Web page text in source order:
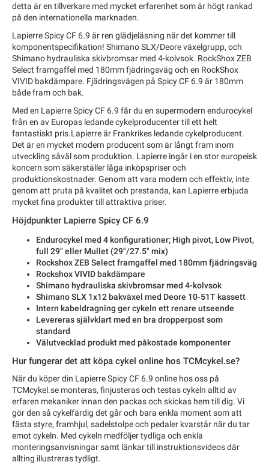
detta är en tillverkare med mycket erfarenhet som är högt rankad
på den internationella marknaden.
Lapierre Spicy CF 6.9 är ren glädjeläsning när det kommer till
komponentspecifikation! Shimano SLX/Deore växelgrupp, och
Shimano hydrauliska skivbromsar med 4-kolvsok. RockShox ZEB
Select framgaffel med 180mm fjädringsväg och en RockShox
VIVID bakdämpare. Fjädringsvägen på Spicy CF 6.9 är 180mm
både fram och bak.
Med en Lapierre Spicy CF 6.9 får du en supermodern endurocykel
från en av Europas ledande cykelproducenter till ett helt
fantastiskt pris.Lapierre är Frankrikes ledande cykelproducent.
Det är en mycket modern producent som är långt fram inom
utveckling såväl som produktion. Lapierre ingår i en stor europeisk
koncern som säkerställer låga inköpspriser och
produktionskostnader. Genom att vara modern och effektiv, inte
genom att pruta på kvalitet och prestanda, kan Lapierre erbjuda
mycket fina produkter till attraktiva priser.
Höjdpunkter Lapierre Spicy CF 6.9
Endurocykel med 4 konfigurationer; High pivot, Low Pivot,
full 29" eller Mullet (29"/27.5" mix)
Rockshox ZEB Select framgaffel med 180mm fjädringsväg
Rockshox VIVID bakdämpare
Shimano hydrauliska skivbromsar med 4-kolvsok
Shimano SLX 1x12 bakväxel med Deore 10-51T kassett
Intern kabeldragning ger cykeln ett renare utseende
Levereras självklart med en bra dropperpost som
standard
Välutvecklad produkt med påkostade komponenter
Hur fungerar det att köpa cykel online hos TCMcykel.se?
När du köper din Lapierre Spicy CF 6.9 online hos oss på
TCMcykel.se monteras, finjusteras och testas cykeln alltid av
erfaren mekaniker innan den packas och skickas hem till dig. Vi
gör den så cykelfärdig det går och bara enkla moment som att
fästa styre, framhjul, sadelstolpe och pedaler kvarstår när du tar
emot cykeln. Med cykeln medföljer tydliga och enkla
monteringsanvisningar samt länkar till instruktionsvideos där
allting illustreras tydligt.